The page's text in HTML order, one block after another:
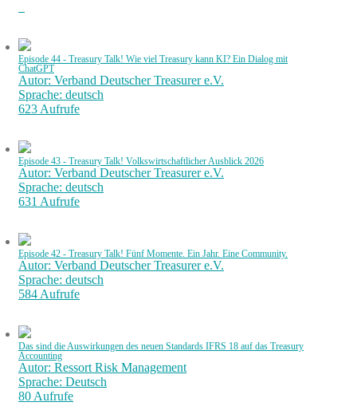
Episode 44 - Treasury Talk! Wie viel Treasury kann KI? Ein Dialog mit
ChatGPT
Autor: Verband Deutscher Treasurer e.V.
Sprache: deutsch
623 Aufrufe
Episode 43 - Treasury Talk! Volkswirtschaftlicher Ausblick 2026
Autor: Verband Deutscher Treasurer e.V.
Sprache: deutsch
631 Aufrufe
Episode 42 - Treasury Talk! Fünf Momente. Ein Jahr. Eine Community.
Autor: Verband Deutscher Treasurer e.V.
Sprache: deutsch
584 Aufrufe
Das sind die Auswirkungen des neuen Standards IFRS 18 auf das Treasury
Accounting
Autor: Ressort Risk Management
Sprache: Deutsch
80 Aufrufe